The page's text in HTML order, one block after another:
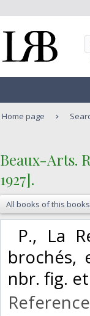
Home page
‎Beaux-Arts.
1927].‎
All books of this
P., La
brochés,
nbr. fig.